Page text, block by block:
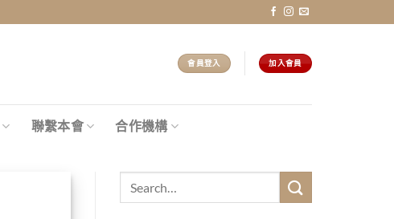
會員登入 加入會員
聯繫本會 合作機構